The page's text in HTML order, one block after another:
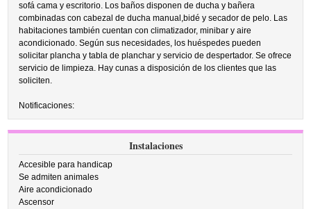
sofá cama y escritorio. Los baños disponen de ducha y bañera
combinadas con cabezal de ducha manual,bidé y secador de pelo. Las
habitaciones también cuentan con climatizador, minibar y aire
acondicionado. Según sus necesidades, los huéspedes pueden
solicitar plancha y tabla de planchar y servicio de despertador. Se ofrece
servicio de limpieza. Hay cunas a disposición de los clientes que las
soliciten.
Notificaciones:
Instalaciones
Accesible para handicap
Se admiten animales
Aire acondicionado
Ascensor